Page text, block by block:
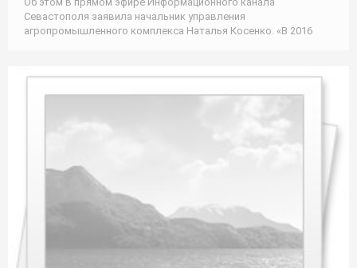
Севастополя заявила начальник управления
агропромышленного комплекса Наталья Косенко. «В 2016